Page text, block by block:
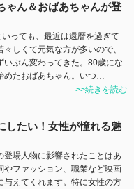
ゃん＆おばあちゃんが登
っても、最近は還暦を過ぎて
しくて元気な方が多いので、
いぶん変わってきた。80歳にな
めたおばあちゃん。いつ…
>>続きを読む
したい！女性が憧れる魅
登場人物に影響されたことはあ
やファッション、職業など映画
与えてくれます。特に女性の方